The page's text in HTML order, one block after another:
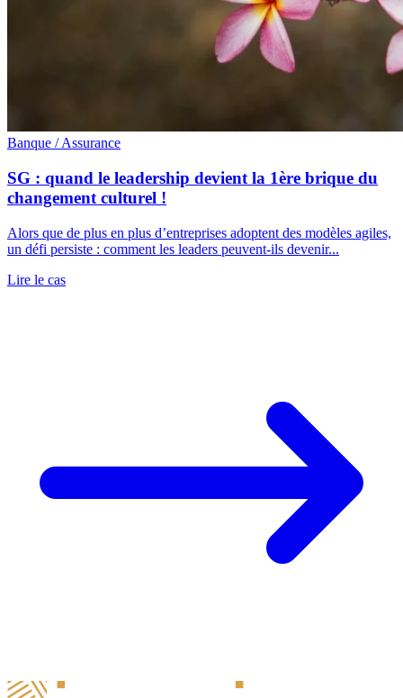
Banque / Assurance
SG : quand le leadership devient la 1ère brique du
changement culturel !
Alors que de plus en plus d’entreprises adoptent des modèles agiles,
un défi persiste : comment les leaders peuvent-ils devenir...
Lire le cas